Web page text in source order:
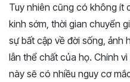
Tuy nhiên cũng có không ít
kinh sớm, thời gian chuyển
sự bất cập về đời sống, ảnh
lẫn thể chất của họ. Chính
này sẽ có nhiều nguy cơ